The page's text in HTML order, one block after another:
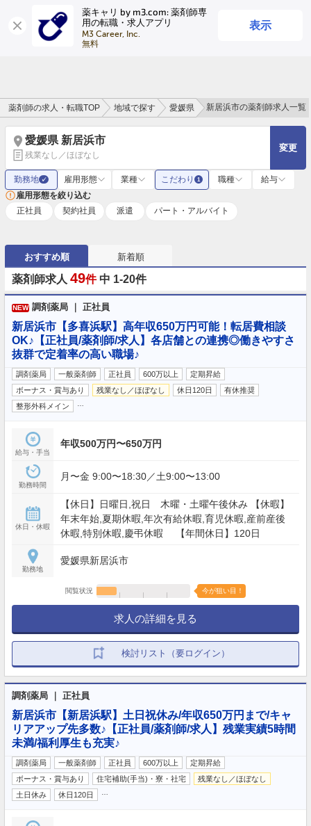
薬キャリ by m3.com: 薬剤師専
用の転職・求人アプリ
M3 Career, Inc.
無料
表示
ログイン
薬剤師の求人・転職TOP 地域で探す 愛媛県 新居浜市の薬剤師求人一覧
愛媛県 新居浜市
残業なし／ほぼなし
変更
勤務地 ✓ 雇用形態 業種 こだわり 1 職種
給与
雇用形態を絞り込む
正社員
契約社員 派遣 パート・アルバイト
おすすめ順 新着順
薬剤師求人 49件 中 1-20件
NEW 調剤薬局 ｜ 正社員
新居浜市【多喜浜駅】高年収650万円可能！転居費相談
OK♪【正社員/薬剤師/求人】各店舗との連携◎働きやすさ
抜群で定着率の高い職場♪
調剤薬局 一般薬剤師 正社員 600万以上
定期昇給
ボーナス・賞与あり
残業なし／ほぼなし 休日120日
有休推奨
整形外科メイン
給与・手当
年収500万円〜650万円
勤務時間
月〜金 9:00〜18:30／土9:00〜13:00
休日・休暇
【休日】日曜日,祝日 木曜・土曜午後休み 【休暇】
年末年始,夏期休暇,年次有給休暇,育児休暇,産前産後
休暇,特別休暇,慶弔休暇 【年間休日】120日
勤務地
愛媛県新居浜市
閲覧状況 今が狙い目！
求人の詳細を見る
検討リスト（要ログイン）
調剤薬局 ｜ 正社員
新居浜市【新居浜駅】土日祝休み/年収650万円まで/キャ
リアアップ先多数♪【正社員/薬剤師/求人】残業実績5時間
未満/福利厚生も充実♪
調剤薬局 一般薬剤師 正社員 600万以上
定期昇給
ボーナス・賞与あり
住宅補助(手当)・寮・社宅
残業なし／ほぼなし
土日休み
休日120日